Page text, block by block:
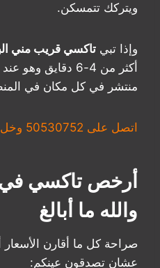
ويتركك تتمسكن.
وإذا تبي تاكسي قريب مني
أكثر من 4-6 دقايق
منتشر في كل مكان في
اتصل على 50530752 وخل السواق يدلعك!
أرخص تاكسي
والله ما أبالغ
صراحة كل ما أقارن
عشان تصدقون عينكم: